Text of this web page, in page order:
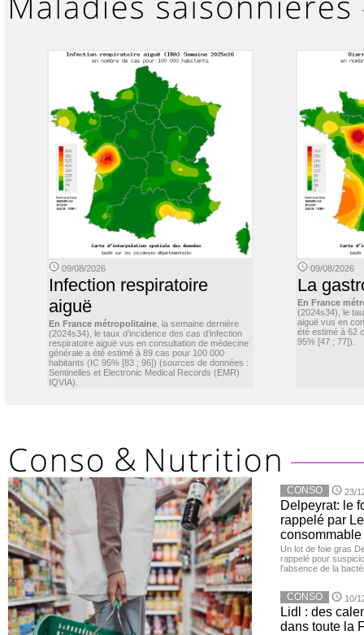
09/08/2026
Infection respiratoire
aiguë
En France métropolitaine , la semaine dernière
(2024s34), le taux d’incidence des cas d’infection
respiratoire aiguë vus en consultation de médecine
générale a été estimé à 89 cas pour 100 000
habitants (IC 95% [83 ; 96]) (sources de données :
Sentinelles et Electronic Medical Records (EMR)
IQVIA).
09/08/2026
La
En France
(2024s34), le
aiguë vus en
été estimé à 62
95% [47 ; 77]).
CONSO 23/
Delpeyrat: le
rappelé par
consommable
Un lot de foie gras
rappelé pour
l'absence de la
CONSO 10/
Lidl : des
dans toute la